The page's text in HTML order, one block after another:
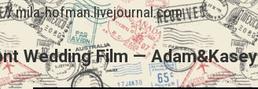
mila-hofman.livejournal.com
Wedding Film — Adam&Kasey